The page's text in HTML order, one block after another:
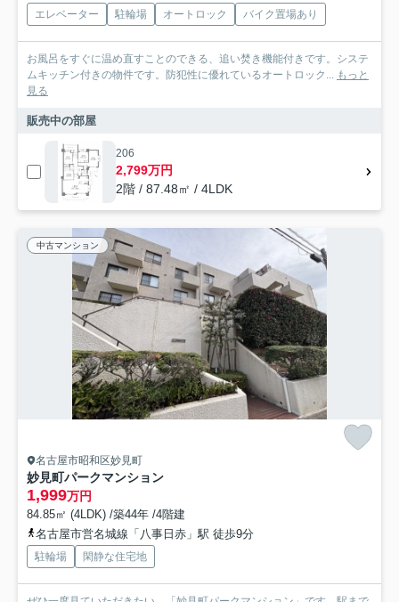
エレベーター 駐輪場 オートロック バイク置場あり
お風呂をすぐに温め直すことのできる、追い焚き機能付きです。システ
ムキッチン付きの物件です。防犯性に優れているオートロック... もっと
見る
販売中の部屋
206
2,799万円
2階 / 87.48㎡ / 4LDK
中古マンション
名古屋市昭和区妙見町
妙見町パークマンション
1,999万円
84.85㎡ (4LDK) /築44年 /4階建
名古屋市営名城線「八事日赤」駅 徒歩9分
駐輪場 閑静な住宅地